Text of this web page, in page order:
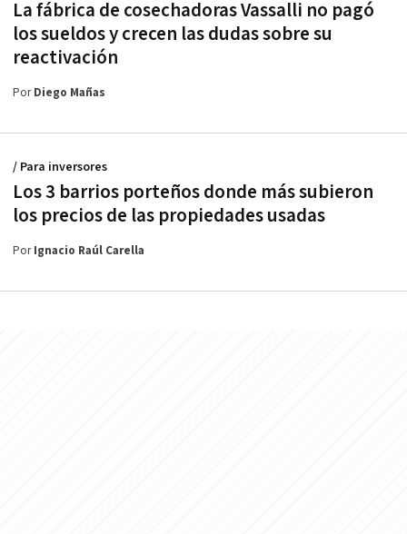
La fábrica de cosechadoras Vassalli no pagó
los sueldos y crecen las dudas sobre su
reactivación
PorDiego Mañas
Los 3 barrios porteños donde más subieron
los precios de las propiedades usadas
/ Para inversores
PorIgnacio Raúl Carella